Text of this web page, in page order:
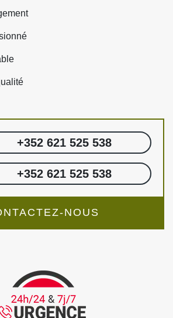
+352 621 525 538
+352 621 525 538
NOUS